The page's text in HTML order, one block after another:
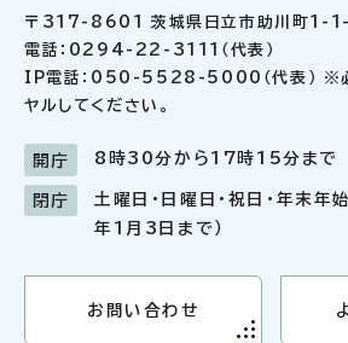
〒317-8601 茨城県日立市助川町1-1-
電話：0294-22-3111（代表）
IP電話：050-5528-5000（代表） ※必
ヤルしてください。
開庁 8時30分から17時15分まで
閉庁
土曜日・日曜日・祝日・年末
年1月3日まで）
お問い合わせ